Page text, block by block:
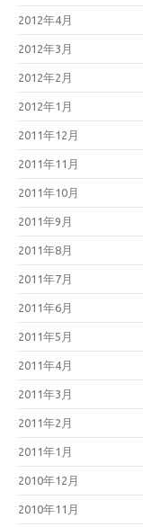
2012年4月
2012年3月
2012年2月
2012年1月
2011年12月
2011年11月
2011年10月
2011年9月
2011年8月
2011年7月
2011年6月
2011年5月
2011年4月
2011年3月
2011年2月
2011年1月
2010年12月
2010年11月